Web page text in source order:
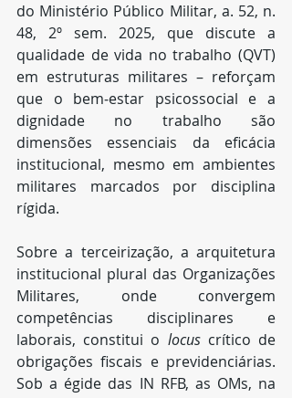
do Ministério Público Militar, a. 52, n.
48, 2º sem. 2025, que discute a
qualidade de vida no trabalho (QVT)
em estruturas militares – reforçam
que o bem‑estar psicossocial e a
dignidade no trabalho são
dimensões essenciais da eficácia
institucional, mesmo em ambientes
militares marcados por disciplina
rígida.​
Sobre a terceirização, a arquitetura
institucional plural das Organizações
Militares, onde convergem
competências disciplinares e
laborais, constitui o locus crítico de
obrigações fiscais e previdenciárias.
Sob a égide das IN RFB, as OMs, na